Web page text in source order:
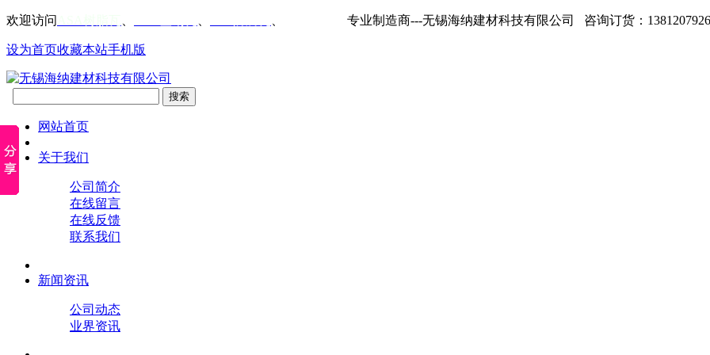
欢迎访问 专业制造商---无锡海纳建材科技有限公司 咨询订货：
设为首页收藏本站手机版
网站首页
关于我们
公司简介
在线留言
在线反馈
联系我们
新闻资讯
公司动态
业界资讯